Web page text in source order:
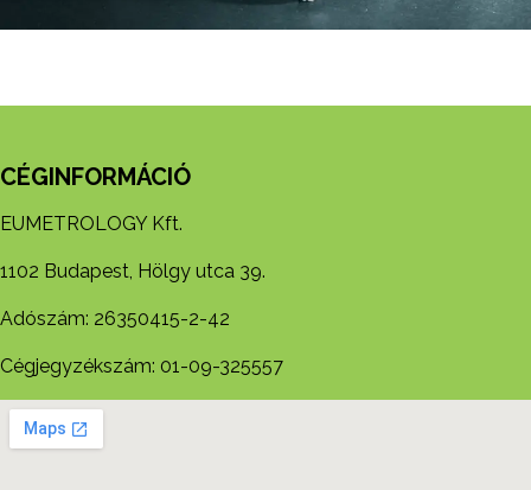
CÉGINFORMÁCIÓ
EUMETROLOGY Kft.
1102 Budapest, Hölgy utca 39.
Adószám: 26350415-2-42
Cégjegyzékszám: 01-09-325557